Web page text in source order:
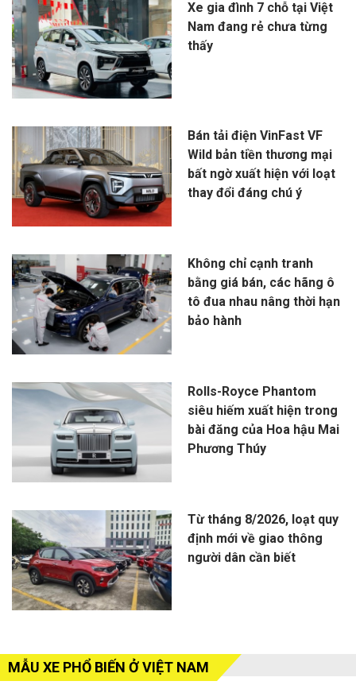
Xe gia đình 7 chỗ tại Việt
Nam đang rẻ chưa từng
thấy
Bán tải điện VinFast VF
Wild bản tiền thương mại
bất ngờ xuất hiện với loạt
thay đổi đáng chú ý
Không chỉ cạnh tranh
bằng giá bán, các hãng ô
tô đua nhau nâng thời hạn
bảo hành
Rolls-Royce Phantom
siêu hiếm xuất hiện trong
bài đăng của Hoa hậu Mai
Phương Thúy
Từ tháng 8/2026, loạt quy
định mới về giao thông
người dân cần biết
MẪU XE PHỔ BIẾN Ở VIỆT NAM